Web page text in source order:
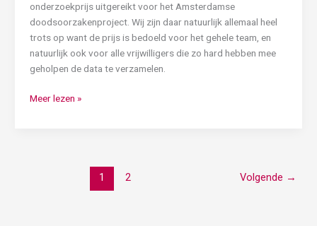
onderzoekprijs uitgereikt voor het Amsterdamse
doodsoorzakenproject. Wij zijn daar natuurlijk allemaal heel
trots op want de prijs is bedoeld voor het gehele team, en
natuurlijk ook voor alle vrijwilligers die zo hard hebben mee
geholpen de data te verzamelen.
Meer lezen »
1 2 Volgende →